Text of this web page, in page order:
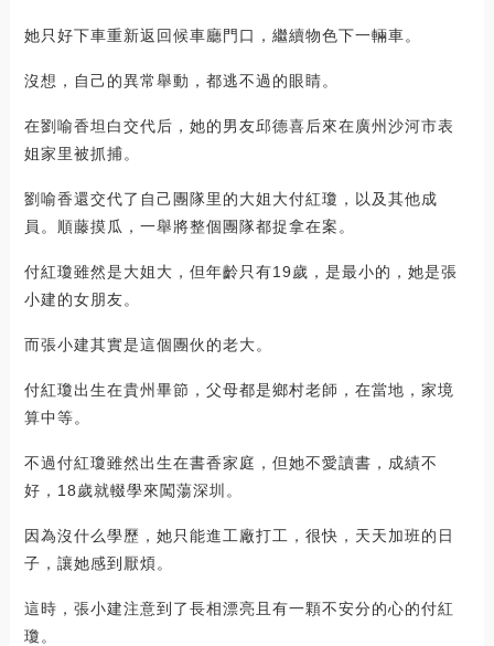
她只好下車重新返回候車廳門口，繼續物色下一輛車。
沒想，自己的異常舉動，都逃不過的眼睛。
在劉喻香坦白交代后，她的男友邱德喜后來在廣州沙河市表
姐家里被抓捕。
劉喻香還交代了自己團隊里的大姐大付紅瓊，以及其他成
員。順藤摸瓜，一舉將整個團隊都捉拿在案。
付紅瓊雖然是大姐大，但年齡只有19歲，是最小的，她是張
小建的女朋友。
而張小建其實是這個團伙的老大。
付紅瓊出生在貴州畢節，父母都是鄉村老師，在當地，家境
算中等。
不過付紅瓊雖然出生在書香家庭，但她不愛讀書，成績不
好，18歲就輟學來闖蕩深圳。
因為沒什么學歷，她只能進工廠打工，很快，天天加班的日
子，讓她感到厭煩。
這時，張小建注意到了長相漂亮且有一顆不安分的心的付紅
瓊。